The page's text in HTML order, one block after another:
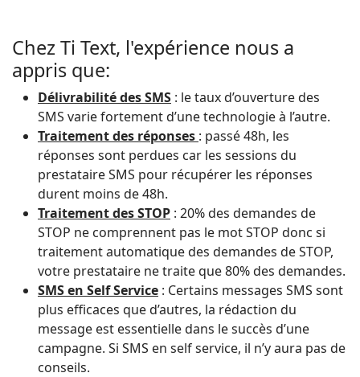
Chez Ti Text, l'expérience nous a
appris que:
Délivrabilité des SMS : le taux d’ouverture des
SMS varie fortement d’une technologie à l’autre.
Traitement des réponses : passé 48h, les
réponses sont perdues car les sessions du
prestataire SMS pour récupérer les réponses
durent moins de 48h.
Traitement des STOP : 20% des demandes de
STOP ne comprennent pas le mot STOP donc si
traitement automatique des demandes de STOP,
votre prestataire ne traite que 80% des demandes.
SMS en Self Service : Certains messages SMS sont
plus efficaces que d’autres, la rédaction du
message est essentielle dans le succès d’une
campagne. Si SMS en self service, il n’y aura pas de
conseils.